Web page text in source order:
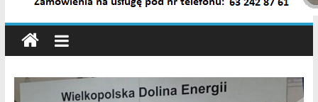
informacje,
sport,
Konin,
Koło,
Słupca,
Wielkopolska,